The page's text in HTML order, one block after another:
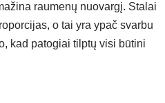
raumenų nuovargį. Stalai
o tai yra ypač svarbu
kad patogiai tilptų visi būtini